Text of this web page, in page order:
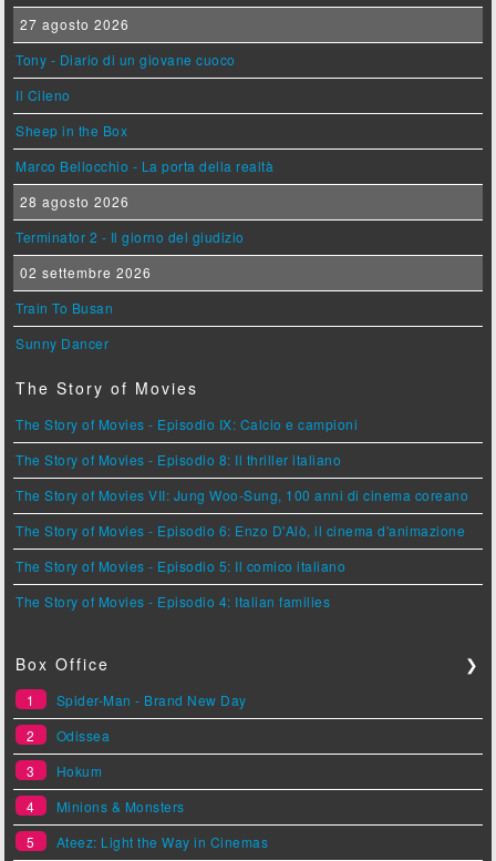
27 agosto 2026
Tony - Diario di un giovane cuoco
Il Cileno
Sheep in the Box
Marco Bellocchio - La porta della realtà
28 agosto 2026
Terminator 2 - Il giorno del giudizio
02 settembre 2026
Train To Busan
Sunny Dancer
The Story of Movies
The Story of Movies - Episodio IX: Calcio e campioni
The Story of Movies - Episodio 8: Il thriller italiano
The Story of Movies VII: Jung Woo-Sung, 100 anni di cinema coreano
The Story of Movies - Episodio 6: Enzo D'Alò, il cinema d'animazione
The Story of Movies - Episodio 5: Il comico italiano
The Story of Movies - Episodio 4: Italian families
Box Office ❯
1
Spider-Man - Brand New Day
2
Odissea
3
Hokum
4
Minions & Monsters
5
Ateez: Light the Way in Cinemas